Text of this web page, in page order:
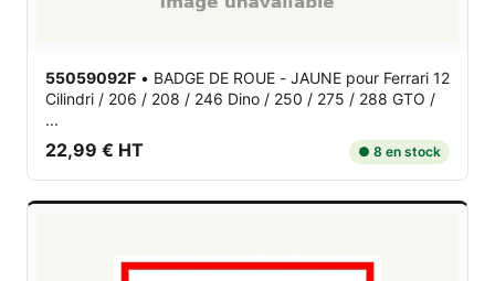
55059092F • BADGE DE ROUE - JAUNE pour Ferrari 12
Cilindri / 206 / 208 / 246 Dino / 250 / 275 / 288 GTO /
...
22,99 € HT ● 8 en stock